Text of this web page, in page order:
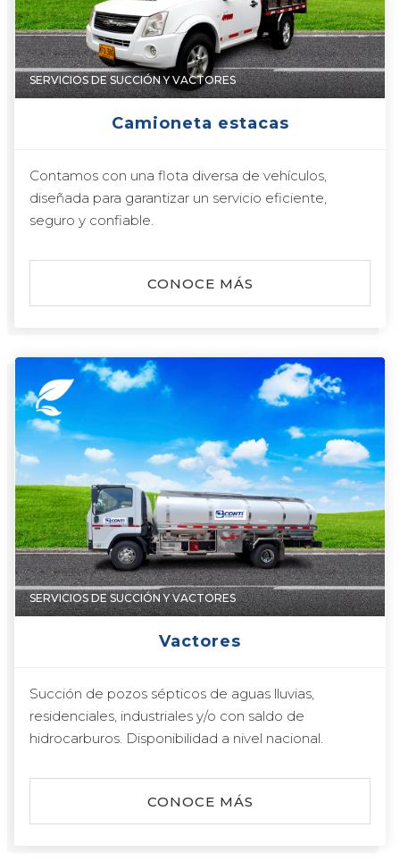
SERVICIOS DE SUCCIÓN Y VACTORES
Camioneta estacas
Contamos con una flota diversa de vehículos,
diseñada para garantizar un servicio eficiente,
seguro y confiable.
CONOCE MÁS
SERVICIOS DE SUCCIÓN Y VACTORES
Vactores
Succión de pozos sépticos de aguas lluvias,
residenciales, industriales y/o con saldo de
hidrocarburos. Disponibilidad a nivel nacional.
CONOCE MÁS